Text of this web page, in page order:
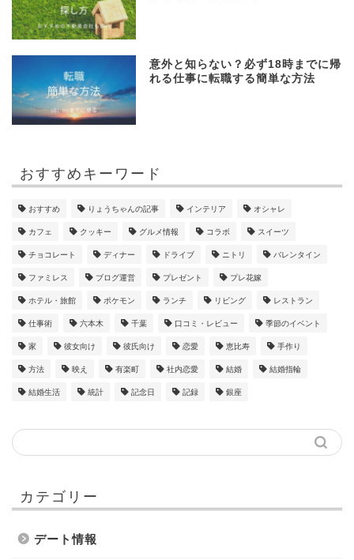
意外と知らない？必ず18時までに帰
れる仕事に転職する簡単な方法
おすすめキーワード
おすすめ りょうちゃんの記事 インテリア オシャレ
カフェ クッキー グルメ情報 コラボ スイーツ
チョコレート ディナー ドライブ ニトリ バレンタイン
ファミレス ブログ運営 プレゼント プレ花嫁
ホテル・旅館 ポケモン ランチ リビング レストラン
仕事術 六本木 千葉 口コミ・レビュー 季節のイベント
家 彼女向け 彼氏向け 恋愛 恵比寿 手作り
方法 映え 有楽町 社内恋愛 結婚 結婚指輪
結婚生活 統計 記念日 記録 銀座
カテゴリー
デート情報